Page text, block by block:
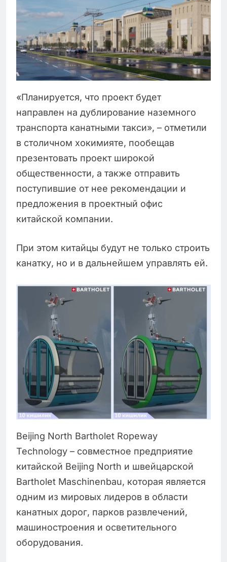
«Планируется, что проект будет
направлен на дублирование наземного
транспорта канатными такси», – отметили
в столичном хокимияте, пообещав
презентовать проект широкой
общественности, а также отправить
поступившие от нее рекомендации и
предложения в проектный офиc
китайской компании.
При этом китайцы будут не только строить
канатку, но и в дальнейшем управлять ей.
Beijing North Bartholet Ropeway
Technology – совместное предприятие
китайской Beijing North и швейцарской
Bartholet Maschinenbau, которая является
одним из мировых лидеров в области
канатных дорог, парков развлечений,
машиностроения и осветительного
оборудования.